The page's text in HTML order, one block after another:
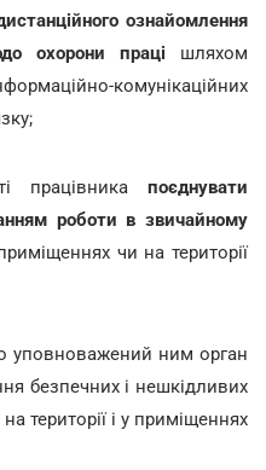
ознайомлення
охорони праці шляхом
комунікаційних
працівникапоєднувати
роботи в звичайному
чи на території
уповноважений ним орган
безпечних і нешкідливих
території і у приміщеннях